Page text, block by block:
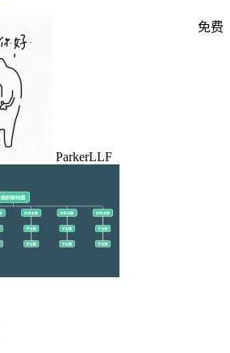
ParkerLLF
免费